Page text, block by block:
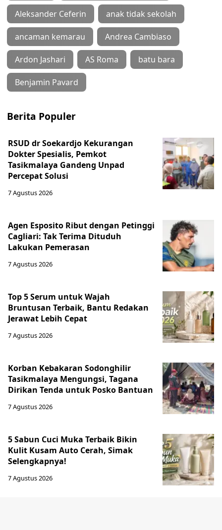
Aleksander Ceferin anak tidak sekolah
ancaman kemarau Andrea Cambiaso
Ardon Jashari AS Roma batu bara
Benjamin Pavard
Berita Populer
RSUD dr Soekardjo Kekurangan
Dokter Spesialis, Pemkot
Tasikmalaya Gandeng Unpad
Percepat Solusi
7 Agustus 2026
Agen Esposito Ribut dengan Petinggi
Cagliari: Tak Terima Dituduh
Lakukan Pemerasan
7 Agustus 2026
Top 5 Serum untuk Wajah
Bruntusan Terbaik, Bantu Redakan
Jerawat Lebih Cepat
7 Agustus 2026
Korban Kebakaran Sodonghilir
Tasikmalaya Mengungsi, Tagana
Dirikan Tenda untuk Posko Bantuan
7 Agustus 2026
5 Sabun Cuci Muka Terbaik Bikin
Kulit Kusam Auto Cerah, Simak
Selengkapnya!
7 Agustus 2026